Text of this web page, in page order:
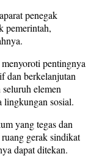
penegak
pemerintah,
pentingnya
dan berkelanjutan
elemen
lingkungan sosial.
yang tegas dan
gerak sindikat
dapat ditekan.